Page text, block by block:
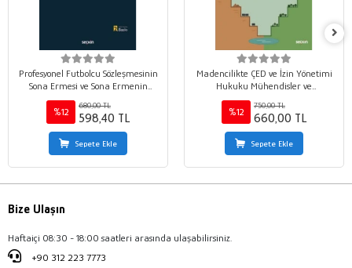
Profesyonel Futbolcu Sözleşmesinin
Sona Ermesi ve Sona Ermenin
Sonuçları
%12
680,00 TL
598,40 TL
Sepete Ekle
Madencilikte ÇED ve İzin Yönetimi
Hukuku Mühendisler ve
Hukukçular İçin Ruhsat,
Madencilik İzni ve Jeoetik
Sorumluluk Rehberi
%12
750,00 TL
660,00 TL
Sepete Ekle
Bize Ulaşın
Haftaiçi 08:30 - 18:00 saatleri arasında ulaşabilirsiniz.
+90 312 223 7773